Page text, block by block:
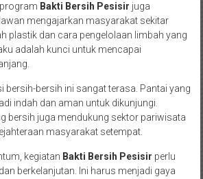
Bakti Bersih Pesisir juga
mengajarkan masyarakat sekitar
plastik dan cara pengelolaan limbah yang
adalah kunci untuk mencapai
bersih-bersih ini sangat terasa. Pantai yang
indah dan aman untuk dikunjungi.
bersih juga mendukung sektor pariwisata
masyarakat setempat.
kegiatan Bakti Bersih Pesisir perlu
berkelanjutan. Ini harus menjadi gaya